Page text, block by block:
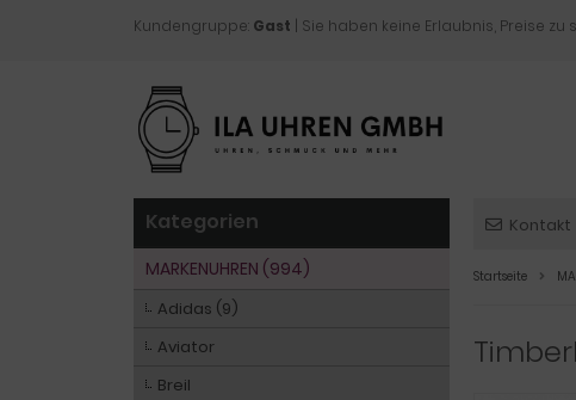
Kundengruppe: Gast | Sie haben keine Erlaubnis, Preise
Kontakt
Startseite
Kategorien
MARKENUHREN (994)
Adidas (9)
Aviator
Breil